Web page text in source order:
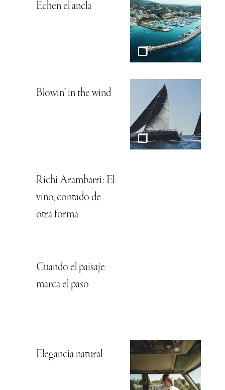
Echen el ancla
Blowin’ in the wind
Richi Arambarri: El
vino, contado de
otra forma
Cuando el paisaje
marca el paso
Elegancia natural